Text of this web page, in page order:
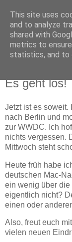
Matzes
Mein privates Blog
Es geht los!
Jetzt ist es soweit.
nach Berlin und
zur WWDC. Ich
nichts vergessen.
Mittwoch steht
Heute früh habe
deutschen Mac-
ein wenig über
eigentlich nicht?
einen oder
Also, freut euch
vielen neuen
This site uses
and to analyze
shared with
metrics to
statistics, and to